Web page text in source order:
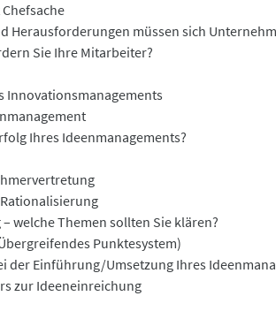
Herausforderungen müssen sich
Sie Ihre Mitarbeiter?
Innovationsmanagements
Ihres Ideenmanagements?
welche Themen sollten Sie klären?
Punktesystem)
der Einführung/Umsetzung Ihres
zur Ideeneinreichung